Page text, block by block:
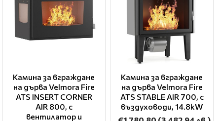
Камина за вграждане
на дърва Velmora Fire
ATS INSERT CORNER
AIR 800, с
вентилатор и
Камина за вграждане
на дърва Velmora Fire
ATS STABLE AIR 700, с
въздуховоди, 14.8kW